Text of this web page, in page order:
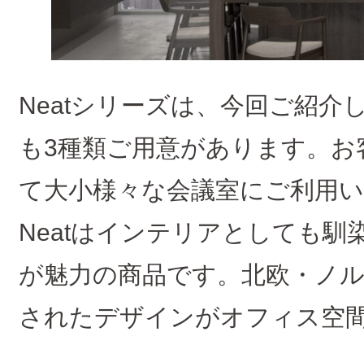
Neatシリーズは、今回ご紹介
も3種類ご用意があります。
て大小様々な会議室にご利用
Neatはインテリアとしても馴
が魅力の商品です。北欧・ノ
されたデザインがオフィス空